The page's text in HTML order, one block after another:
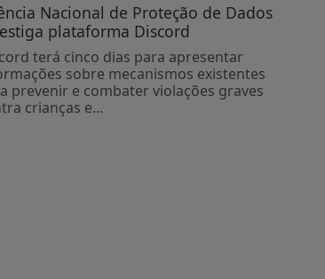
Nacional de Proteção de Dados
plataforma Discord
terá cinco dias para apresentar
sobre mecanismos existentes
prevenir e combater violações graves
crianças e...